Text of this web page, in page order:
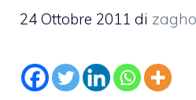
24 Ottobre 2011 di